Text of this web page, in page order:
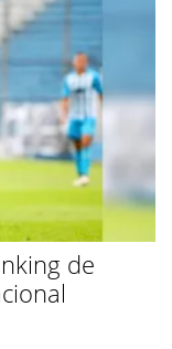
de